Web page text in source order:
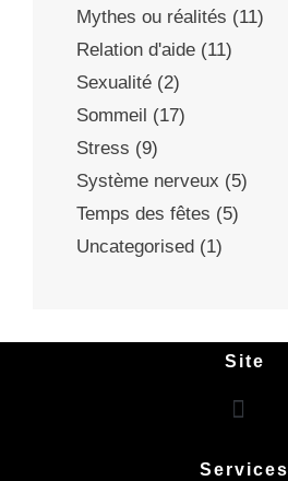
Mythes ou réalités (11)
Relation d'aide (11)
Sexualité (2)
Sommeil (17)
Stress (9)
Système nerveux (5)
Temps des fêtes (5)
Uncategorised (1)
Site
Services